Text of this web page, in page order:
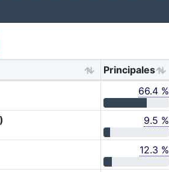
Principales
66.4 %
9.5 %
12.3 %